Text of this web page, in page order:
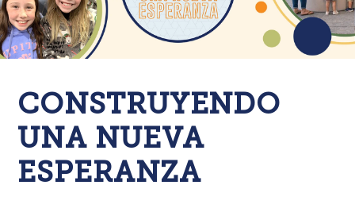
CONSTRUYENDO
UNA NUEVA
ESPERANZA